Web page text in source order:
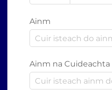
Ainm
Ainm na Cuideachta